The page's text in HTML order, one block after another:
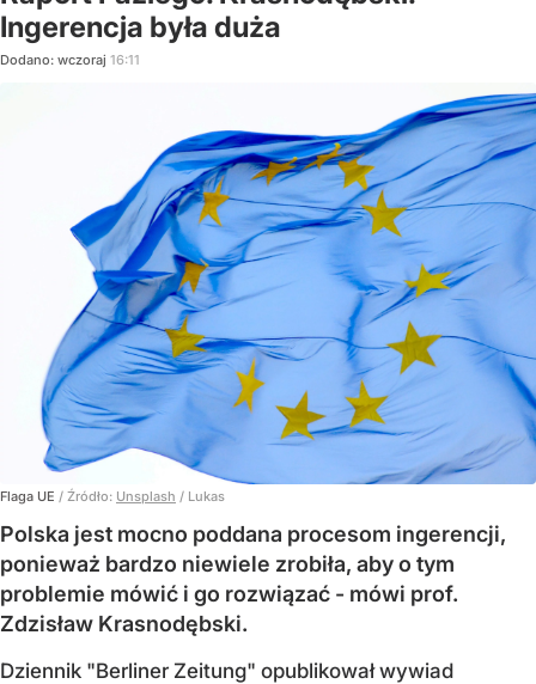
Ingerencja była duża
Dodano: wczoraj 16:11
Flaga UE / Źródło: Unsplash / Lukas
Polska jest mocno poddana procesom ingerencji,
ponieważ bardzo niewiele zrobiła, aby o tym
problemie mówić i go rozwiązać - mówi prof.
Zdzisław Krasnodębski.
Dziennik "Berliner Zeitung" opublikował wywiad